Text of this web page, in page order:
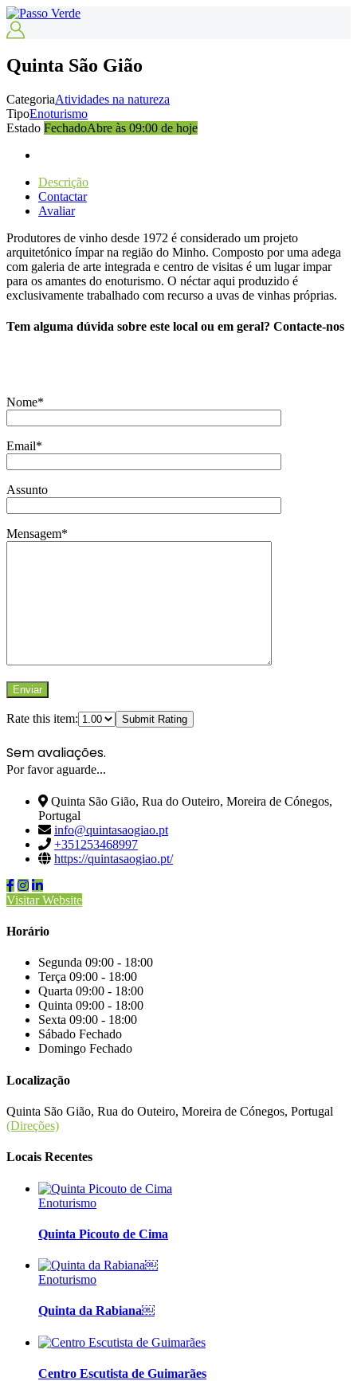
Quinta São Gião
CategoriaAtividades na natureza
TipoEnoturismo
Estado FechadoAbre às 09:00 de hoje
Descrição
Contactar
Avaliar
Produtores de vinho desde 1972 é considerado um projeto
arquitetónico ímpar na região do Minho. Composto por uma adega
com galeria de arte integrada e centro de visitas é um lugar impar
para os amantes do enoturismo. O néctar aqui produzido é
exclusivamente trabalhado com recurso a uvas de vinhas próprias.
Tem alguma dúvida sobre este local ou em geral? Contacte-nos
Nome*
Email*
Assunto
Mensagem*
Rate this item: Submit Rating
Sem avaliações.
Por favor aguarde...
Quinta São Gião, Rua do Outeiro, Moreira de Cónegos,
Portugal
info@quintasaogiao.pt
+351253468997
https://quintasaogiao.pt/
Visitar Website
Horário
Segunda 09:00 - 18:00
Terça 09:00 - 18:00
Quarta 09:00 - 18:00
Quinta 09:00 - 18:00
Sexta 09:00 - 18:00
Sábado Fechado
Domingo Fechado
Localização
Quinta São Gião, Rua do Outeiro, Moreira de Cónegos, Portugal
(Direções)
Locais Recentes
Enoturismo
Quinta Picouto de Cima
Enoturismo
Quinta da Rabiana￼
Centro Escutista de Guimarães